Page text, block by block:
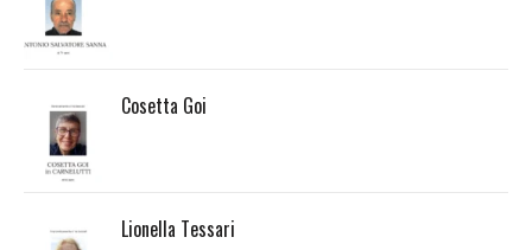
Cosetta Goi
Lionella Tessari